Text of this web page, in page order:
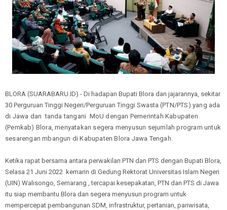
BLORA (SUARABARU.ID) - Di hadapan Bupati Blora dan jajarannya, sekitar
30 Perguruan Tinggi Negeri/Perguruan Tinggi Swasta (PTN/PTS) yang ada
di Jawa dan tanda tangani MoU dengan Pemerintah Kabupaten
(Pemkab) Blora, menyatakan segera menyusun sejumlah program untuk
sesarengan mbangun di Kabupaten Blora Jawa Tengah.
Ketika rapat bersama antara perwakilan PTN dan PTS dengan Bupati Blora,
Selasa 21 Juni 2022 kemarin di Gedung Rektorat Universitas Islam Negeri
(UIN) Walisongo, Semarang , tercapai kesepakatan, PTN dan PTS di Jawa
itu siap membantu Blora dan segera menyusun program untuk
mempercepat pembangunan SDM, infrastruktur, pertanian, pariwisata,